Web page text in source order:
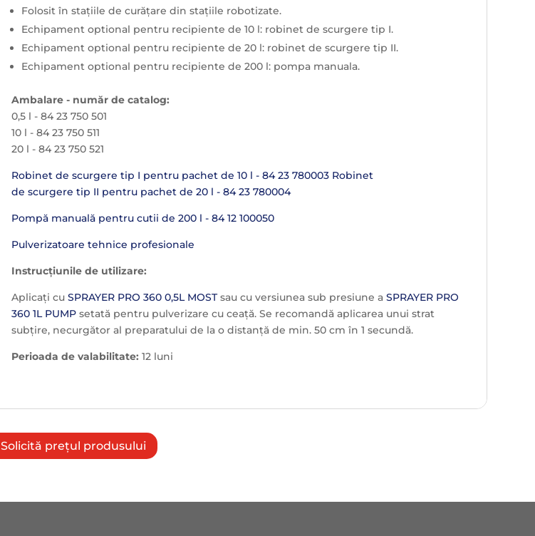
Folosit în stațiile de curățare din stațiile robotizate.
Echipament optional pentru recipiente de 10 l: robinet de scurgere tip I.
Echipament optional pentru recipiente de 20 l: robinet de scurgere tip II.
Echipament optional pentru recipiente de 200 l: pompa manuala.
Ambalare - număr de catalog:
0,5 l - 84 23 750 501
10 l - 84 23 750 511
20 l - 84 23 750 521
Robinet de scurgere tip I pentru pachet de 10 l - 84 23 780003 Robinet
de scurgere tip II pentru pachet de 20 l - 84 23 780004
Pompă manuală pentru cutii de 200 l - 84 12 100050
Pulverizatoare tehnice profesionale
Instrucțiunile de utilizare:
Aplicați cu SPRAYER PRO 360 0,5L MOSTsau cu versiunea sub presiune a SPRAYER PRO
360 1L PUMPsetată pentru pulverizare cu ceață. Se recomandă aplicarea unui strat
subțire, necurgător al preparatului de la o distanță de min. 50 cm în 1 secundă.
Perioada de valabilitate: 12 luni
Solicită prețul produsului